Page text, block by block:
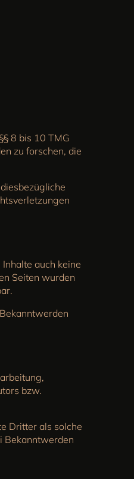
8 bis 10 TMG
zu forschen, die
auch keine
Seiten wurden
bzw.
Dritter als solche
Bekanntwerden